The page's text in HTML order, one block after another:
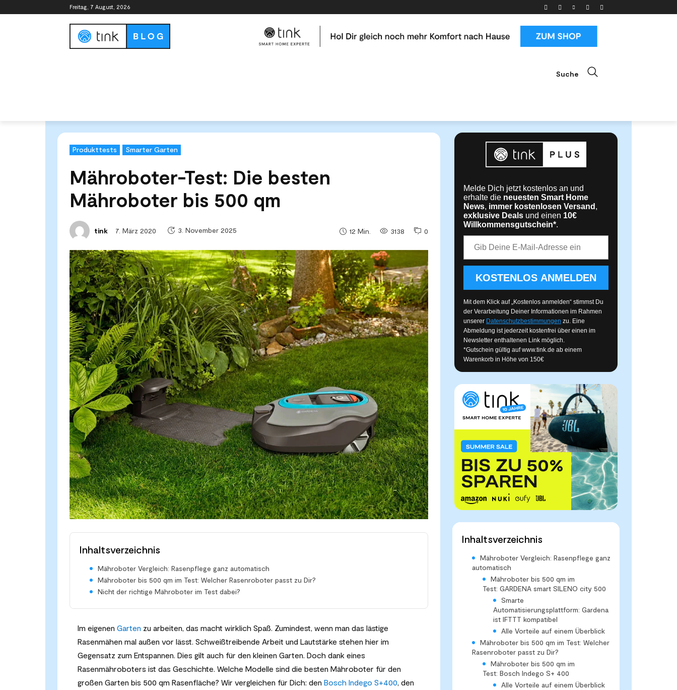
Freitag, 7 August, 2026
Suche
Produkttests Smarter Garten
Mähroboter-Test: Die besten
Mähroboter bis 500 qm
tink 7. März 2020 3. November 2025 0
3138
12 Min.
Inhaltsverzeichnis
Mähroboter Vergleich: Rasenpflege ganz automatisch
Mähroboter bis 500 qm im Test: Welcher Rasenroboter passt zu Dir?
Nicht der richtige Mähroboter im Test dabei?
Im eigenen Garten zu arbeiten, das macht wirklich Spaß. Zumindest, wenn man das lästige
Rasenmähen mal außen vor lässt. Schweißtreibende Arbeit und Lautstärke stehen hier im
Gegensatz zum Entspannen. Dies gilt auch für den kleinen Garten. Doch dank eines
Rasenmähroboters ist das Geschichte. Welche Modelle sind die besten Mähroboter für den
großen Garten bis 500 qm Rasenfläche? Wir vergleichen für Dich: den Bosch Indego S+400 , den
Melde Dich jetzt kostenlos an und
erhalte die neuesten Smart Home
News, immer kostenlosen Versand ,
exklusive Deals und einen 10€
Willkommensgutschein*.
KOSTENLOS ANMELDEN
Mit dem Klick auf „Kostenlos anmelden“ stimmst Du
der Verarbeitung Deiner Informationen im Rahmen
unserer Datenschutzbestimmungen zu. Eine
Abmeldung ist jederzeit kostenfrei über einen im
Newsletter enthaltenen Link möglich.
*Gutschein gültig aufwww.tink.de ab einem
Warenkorb in Höhe von 150€
Inhaltsverzeichnis
Mähroboter Vergleich: Rasenpflege ganz
automatisch
Mähroboter bis 500 qm im
Test: GARDENA smart SILENO city 500
Smarte
Automatisierungsplattform: Gardena
ist IFTTT kompatibel
Alle Vorteile auf einem Überblick
Mähroboter bis 500 qm im Test: Welcher
Rasenroboter passt zu Dir?
Mähroboter bis 500 qm im
Test: Bosch Indego S+ 400
Alle Vorteile auf einem Überblick